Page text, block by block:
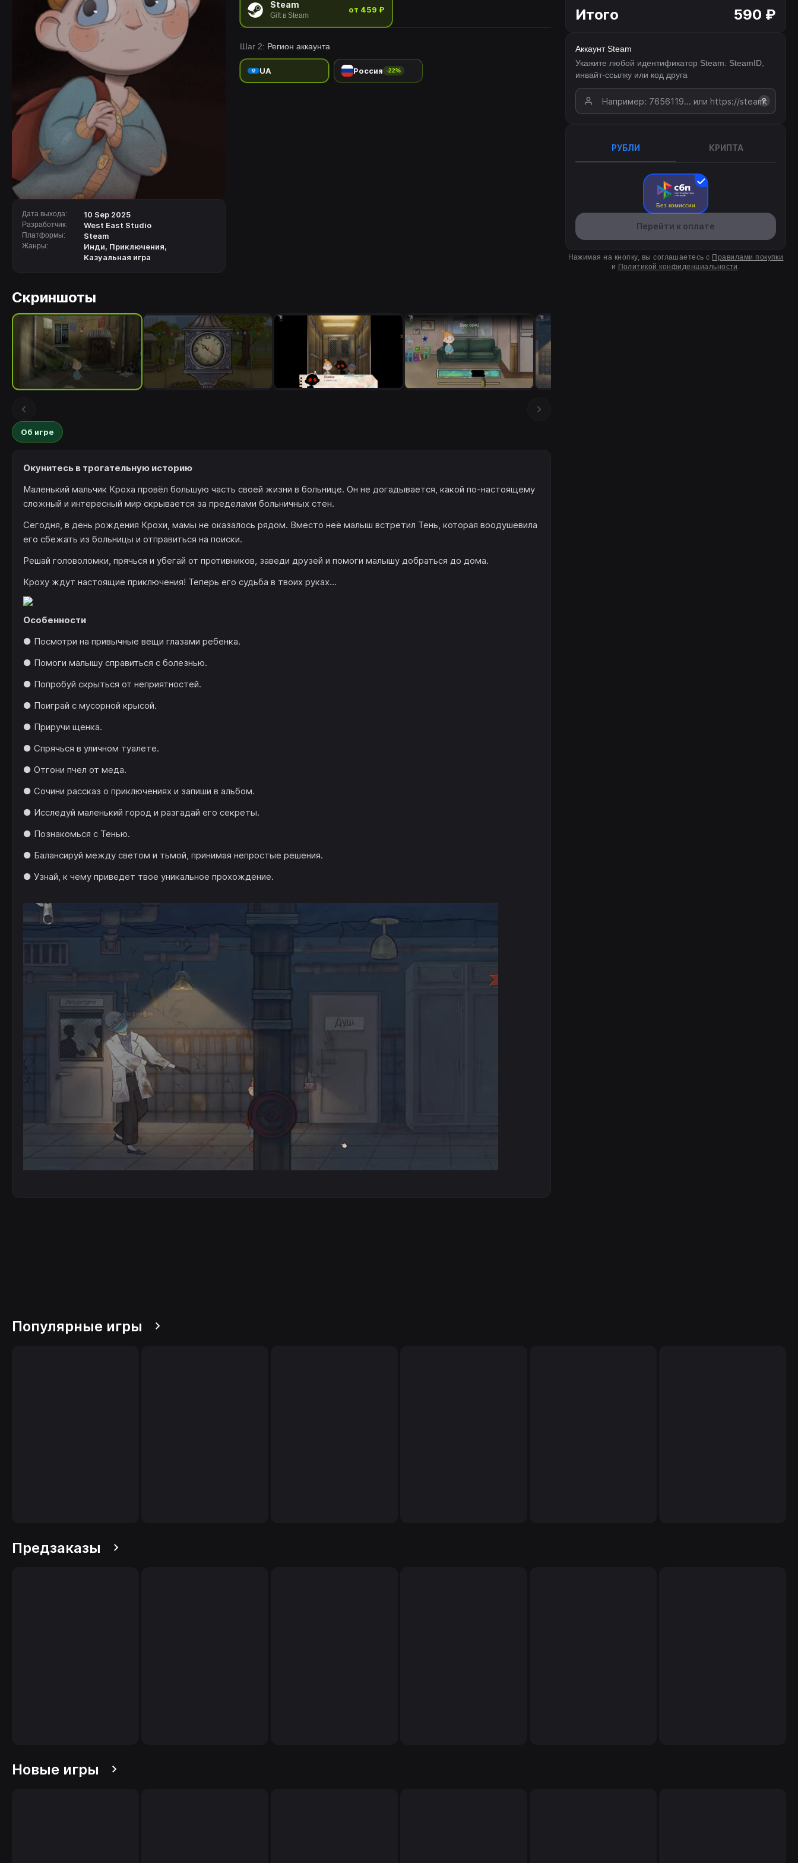
Дата выхода: 10 Sep 2025
Разработчик: West East Studio
Платформы: Steam
Жанры: Инди, Приключения,
Казуальная игра
Steam
Gift в Steam
от 459 ₽
Шаг 2: Регион аккаунта
UA Россия -22%
Итого 590 ₽
Аккаунт Steam
Укажите любой идентификатор Steam: SteamID,
инвайт-ссылку или код друга
?
РУБЛИ КРИПТА
Без комиссии
Перейти к оплате
Нажимая на кнопку, вы соглашаетесь с Правилами покупки
и Политикой конфиденциальности .
Скриншоты
Об игре
Окунитесь в трогательную историю
Маленький мальчик Кроха провёл большую часть своей жизни в больнице. Он не догадывается, какой по-настоящему
сложный и интересный мир скрывается за пределами больничных стен.
Сегодня, в день рождения Крохи, мамы не оказалось рядом. Вместо неё малыш встретил Тень, которая воодушевила
его сбежать из больницы и отправиться на поиски.
Решай головоломки, прячься и убегай от противников, заведи друзей и помоги малышу добраться до дома.
Кроху ждут настоящие приключения! Теперь его судьба в твоих руках…
Особенности
● Посмотри на привычные вещи глазами ребенка.
● Помоги малышу справиться с болезнью.
● Попробуй скрыться от неприятностей.
● Поиграй с мусорной крысой.
● Приручи щенка.
● Спрячься в уличном туалете.
● Отгони пчел от меда.
● Сочини рассказ о приключениях и запиши в альбом.
● Исследуй маленький город и разгадай его секреты.
● Познакомься с Тенью.
● Балансируй между светом и тьмой, принимая непростые решения.
● Узнай, к чему приведет твое уникальное прохождение.
Популярные игры
Предзаказы
Новые игры